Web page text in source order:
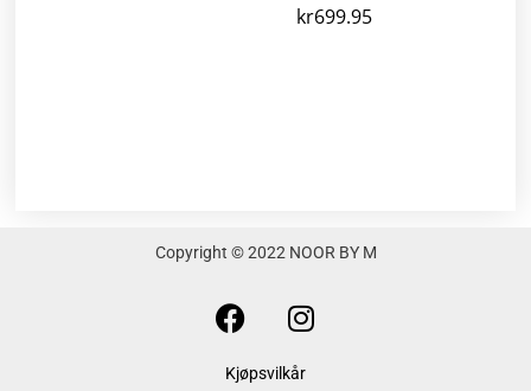
kr699.95
Copyright © 2022 NOOR BY M
F
a
c
I
n
s
Kjøpsvilkår